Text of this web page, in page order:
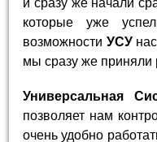
и сразу же начали
которые уже
возможности УСУнас
мы сразу же
Универсальная
позволяет нам
очень удобно